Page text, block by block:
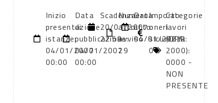
Inizio
presentazione
istanze:
04/01/2007
00:00
Data
di
pubblicazione:
04/01/2007
00:00
Scadenza:
20/01/2007
22:59
Numero
atto:
avviso
29
Data
atto:
04/01/2007
Importo
oneri
sicurezza:
0
Categorie
lavori
(DPR
2000):
0000 -
NON
PRESENTE